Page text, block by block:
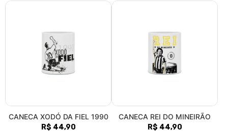
CANECA XODÓ DA FIEL 1990
R$ 44,90
CANECA REI DO MINEIRÃO
R$ 44,90